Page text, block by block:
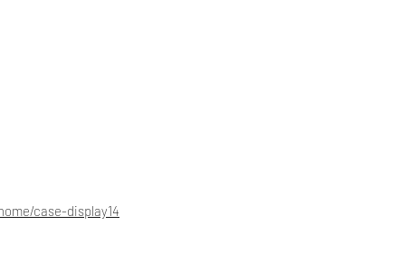
case-display14